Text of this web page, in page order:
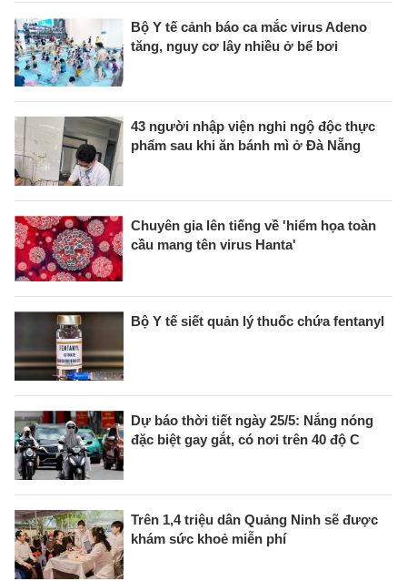
Bộ Y tế cảnh báo ca mắc virus Adeno
tăng, nguy cơ lây nhiều ở bể bơi
43 người nhập viện nghi ngộ độc thực
phẩm sau khi ăn bánh mì ở Đà Nẵng
Chuyên gia lên tiếng về 'hiểm họa toàn
cầu mang tên virus Hanta'
Bộ Y tế siết quản lý thuốc chứa fentanyl
Dự báo thời tiết ngày 25/5: Nắng nóng
đặc biệt gay gắt, có nơi trên 40 độ C
Trên 1,4 triệu dân Quảng Ninh sẽ được
khám sức khoẻ miễn phí